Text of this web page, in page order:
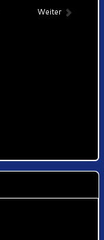
Weiter